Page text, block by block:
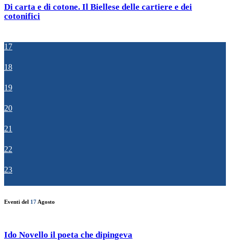
Di carta e di cotone. Il Biellese delle cartiere e dei
cotonifici
17
18
19
20
21
22
23
Eventi del 17 Agosto
Ido Novello il poeta che dipingeva